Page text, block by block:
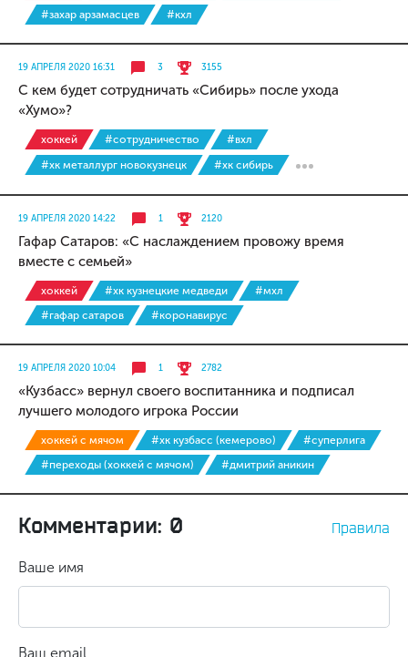
#захар арзамасцев
#кхл
19 АПРЕЛЯ 2020 16:31 3 3155
С кем будет сотрудничать «Сибирь» после ухода
«Хумо»?
хоккей #сотрудничество
#вхл
#хк металлург новокузнецк
#хк сибирь
19 АПРЕЛЯ 2020 14:22 1 2120
Гафар Сатаров: «С наслаждением провожу время
вместе с семьей»
хоккей #хк кузнецкие медведи
#мхл
#гафар сатаров
#коронавирус
19 АПРЕЛЯ 2020 10:04 1 2782
«Кузбасс» вернул своего воспитанника и подписал
лучшего молодого игрока России
хоккей с мячом #хк кузбасс (кемерово)
#суперлига
#переходы (хоккей с мячом)
#дмитрий аникин
Комментарии: 0 Правила
Ваше имя
Ваш email